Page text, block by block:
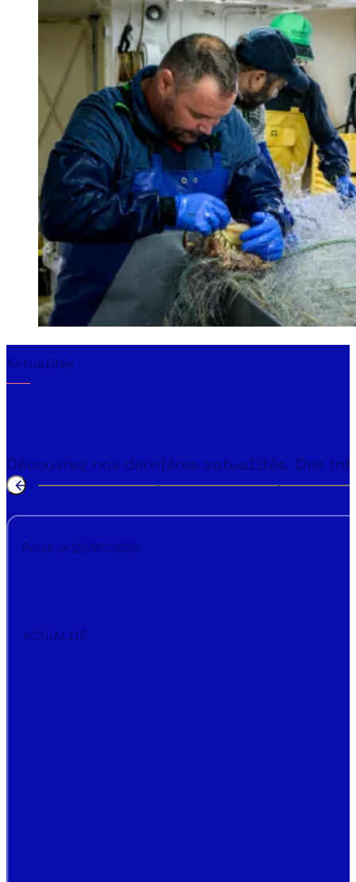
Actualités
Découvrez nos dernières actualités. Des
28/07/2026
ACTUALITÉ